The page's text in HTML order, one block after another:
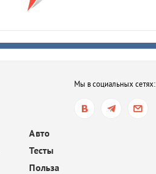
Мы в социальных сетях:
Авто
Тесты
Польза